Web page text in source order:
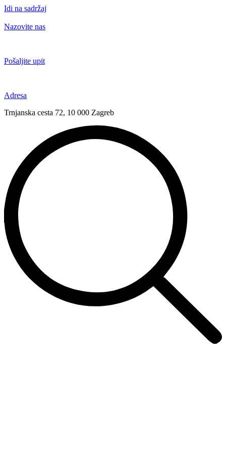
Idi na sadržaj
Nazovite nas
Pošaljite upit
Adresa
Trnjanska cesta 72, 10 000 Zagreb